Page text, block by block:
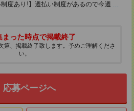
度あり!】週払い制度があるので今週 ...
まった時点で掲載終了
第、掲載終了致します。予めご理解くださ
い。
応募ページへ